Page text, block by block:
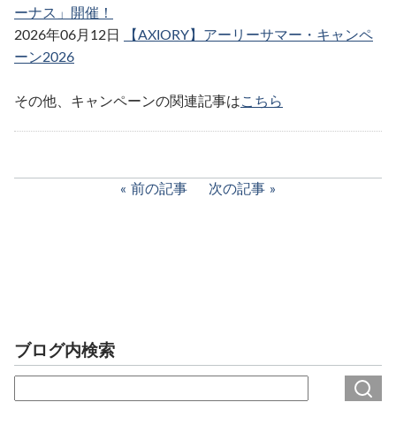
ーナス」開催！
2026年06月12日
【AXIORY】アーリーサマー・キャンペ
ーン2026
その他、キャンペーンの関連記事はこちら
前の記事 次の記事
ブログ内検索